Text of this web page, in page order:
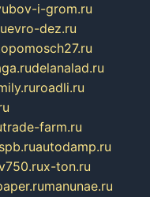
i-grom.ru
evro-dez.ru
delanalad.ru
roadli.ru
trade-farm.ru
autodamp.ru
x-ton.ru
manunae.ru